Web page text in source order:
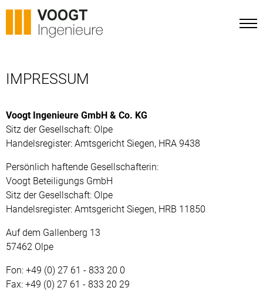
PROJEKTE
TEAM
IMPRESSUM
DATENSCHUTZ
IMPRESSUM
Voogt Ingenieure GmbH & Co. KG
Sitz der Gesellschaft: Olpe
Handelsregister: Amtsgericht Siegen, HRA 9438
Persönlich haftende Gesellschafterin:
Voogt Beteiligungs GmbH
Sitz der Gesellschaft: Olpe
Handelsregister: Amtsgericht Siegen, HRB 11850
Auf dem Gallenberg 13
57462 Olpe
Fon: +49 (0) 27 61 - 833 20 0
Fax: +49 (0) 27 61 - 833 20 29